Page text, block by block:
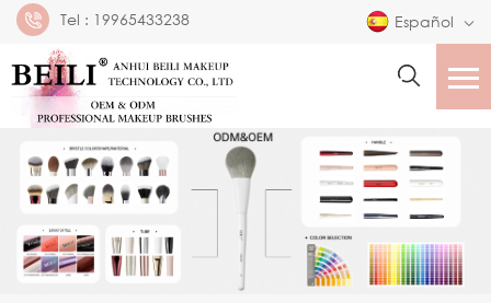
Tel : 19965433238 Español